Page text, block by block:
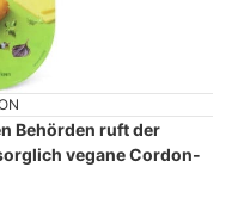
Behörden ruft der
vegane Cordon-